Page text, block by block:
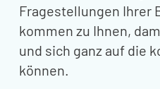
Fragestellungen Ihrer
kommen zu Ihnen,
und sich ganz auf die
können.